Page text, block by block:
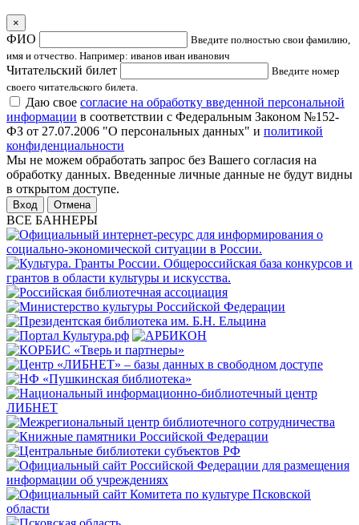
×
ФИО
Введите полностью свои фамилию,
имя и отчество. Например: иванов иван иванович
Читательский билет
Введите номер
своего читательского билета.
Даю свое согласие на обработку введенной персональной
информации в соответствии с Федеральным Законом №152-
ФЗ от 27.07.2006 "О персональных данных" и политикой
конфиденциальности
Мы не можем обработать запрос без Вашего согласия на
обработку данных. Введенные личные данные не будут видны
в открытом доступе.
Отмена
ВСЕ БАННЕРЫ